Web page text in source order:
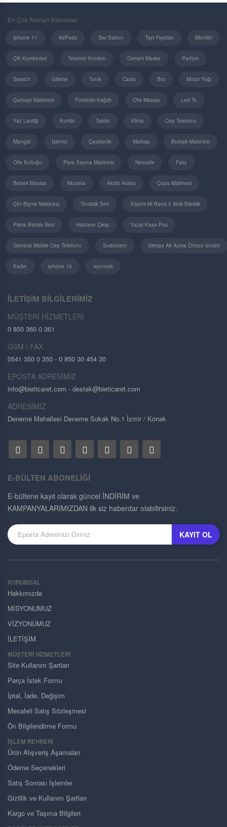
En Çok Aranan Kelimeler:
Iphone 11 AirPods Sıvı Sabun Tayt Fiyatları Monitör
Çift Kombinleri Tesettür Kombin Cerrahi Maske Parfüm
Swatch Gillette Tunik Casio Bot Motor Yağı
Çamaşır Makinesi Fotokobi Kağıdı Ofis Masası Led Tv
Yaz Lastiği Kombi Tablet Klima Cep Telefonu
Mangal İşlemci Çaydanlık Matkap Bulaşık Makinesi
Ofis Koltuğu Para Sayma Makinesi Nescafe Fairy
Bebek Masası Mustela Akülü Araba Çapa Makinesi
Çim Biçme Makinesi Temizlik Seti Xiaomi Mi Band 5 Akıllı Bileklik
Prima Bebek Bezi Hastane Çıkışı Yazar Kasa Pos
General Mobile Cep Telefonu Sudocrem Sleepy Alt Açma Örtüsü 60x90
Kadın iphone 12 oyuncak
İLETİŞİM BİLGİLERİMİZ
MÜŞTERİ HİZMETLERİ
0 850 360 0 361
GSM / FAX
0541 350 0 350 - 0 850 30 454 30
EPOSTA ADRESİMİZ
info@bieticaret.com - destek@bieticaret.com
ADRESİMİZ
Deneme Mahallesi Deneme Sokak No.1 İzmir / Konak
E-BÜLTEN ABONELİĞİ
E-bültene kayıt olarak güncel İNDİRİM ve
KAMPANYALARIMIZDAN ilk siz haberdar olabilirsiniz.
KAYIT OL
KURUMSAL
Hakkımızda
MİSYONUMUZ
VİZYONUMUZ
İLETİŞİM
MÜŞTERI HIZMETLERI
Site Kullanım Şartları
Parça İstek Formu
İptal, İade, Değişim
Mesafeli Satış Sözleşmesi
Ön Bilgilendirme Formu
İŞLEM REHBERİ
Ürün Alışveriş Aşamaları
Ödeme Seçenekleri
Satış Sonrası İşlemler
Gizlilik ve Kullanım Şartları
Kargo ve Taşıma Bilgileri